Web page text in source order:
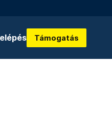
Támogatás